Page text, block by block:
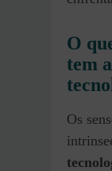
O
tem
Os